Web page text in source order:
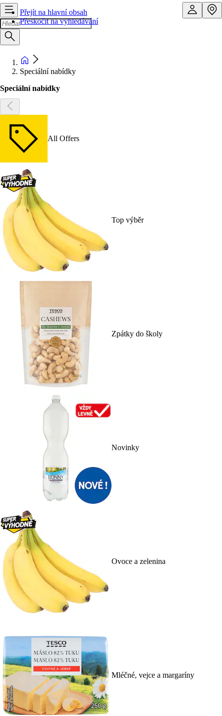
Přejít na hlavní obsah
Přeskočit na vyhledávání
Speciální nabídky
Speciální nabídky
All Offers
Top výběr
Zpátky do školy
Novinky
Ovoce a zelenina
Mléčné, vejce a margaríny